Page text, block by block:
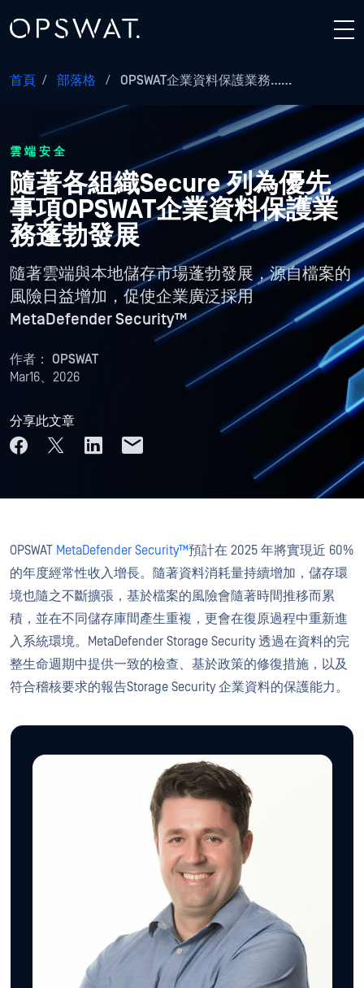
首頁 / 部落格 / OPSWAT企業資料保護業務……
雲端安全
隨著各組織Secure 列為優先
事項OPSWAT企業資料保護業
務蓬勃發展
隨著雲端與本地儲存市場蓬勃發展，源自檔案的
風險日益增加，促使企業廣泛採用
MetaDefender Security™
作者： OPSWAT
Mar16、2026
分享此文章
OPSWAT MetaDefender Security™預計在 2025 年將實現近 60%
的年度經常性收入增長。隨著資料消耗量持續增加，儲存環
境也隨之不斷擴張，基於檔案的風險會隨著時間推移而累
積，並在不同儲存庫間產生重複，更會在復原過程中重新進
入系統環境。MetaDefender Storage Security 透過在資料的完
整生命週期中提供一致的檢查、基於政策的修復措施，以及
符合稽核要求的報告Storage Security 企業資料的保護能力。